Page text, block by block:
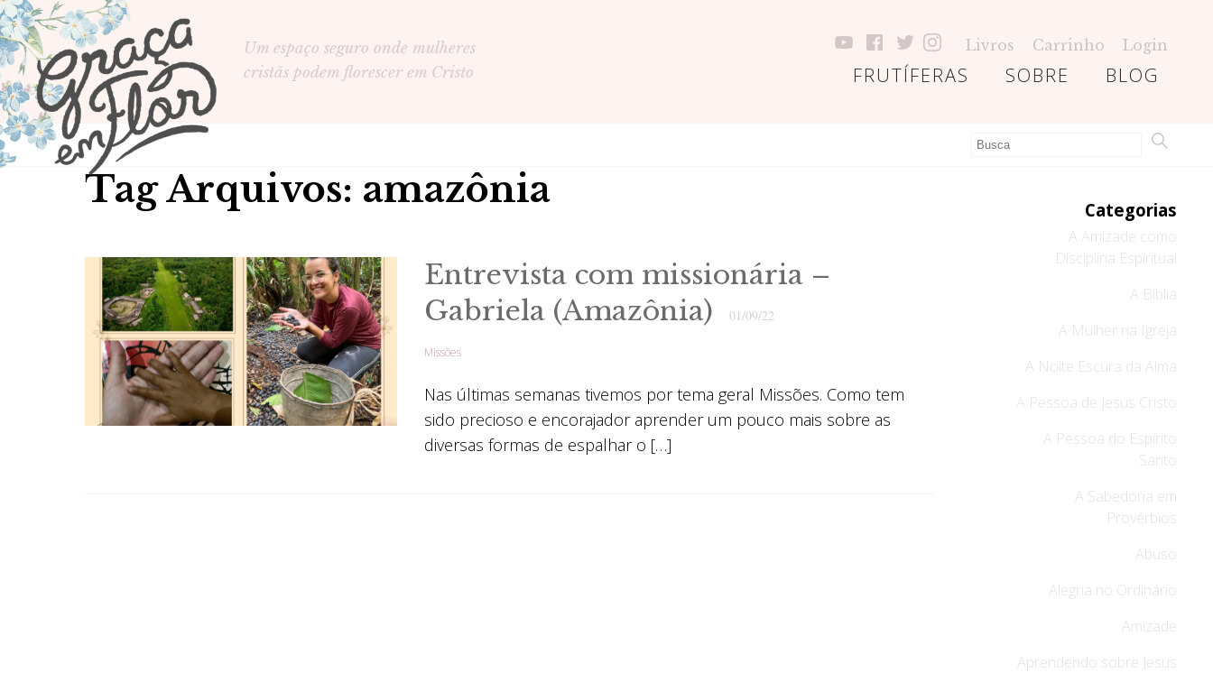
Um espaço seguro onde mulheres
cristãs podem florescer em Cristo
Livros Carrinho Login
BLOG
SOBRE
FRUTÍFERAS
Tag Arquivos: amazônia
Entrevista com missionária –
Gabriela (Amazônia)01/09/22
Missões
Nas últimas semanas tivemos por tema geral Missões. Como tem
sido precioso e encorajador aprender um pouco mais sobre as
diversas formas de espalhar o […]
Categorias
A Amizade como
Disciplina Espiritual
A Bíblia
A Mulher na Igreja
A Noite Escura da Alma
A Pessoa de Jesus Cristo
A Pessoa do Espírito
Santo
A Sabedoria em
Provérbios
Abuso
Alegria no Ordinário
Amizade
Aprendendo sobre Jesus